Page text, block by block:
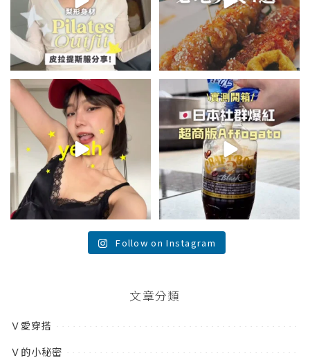
summer outfit⋆.˚✮🎧✮˚.⋆
夏日穿搭最需要單品！...
755 43
\🇯🇵日本爆紅!超商版Affogato
🍨☕️/
🏷️#吉推日本🇯🇵...
117 26
Follow on Instagram
文章分類
Ｖ愛穿搭
Ｖ的小秘密